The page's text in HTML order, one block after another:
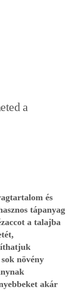
a
és
tápanyag
a talajba
növény
akár